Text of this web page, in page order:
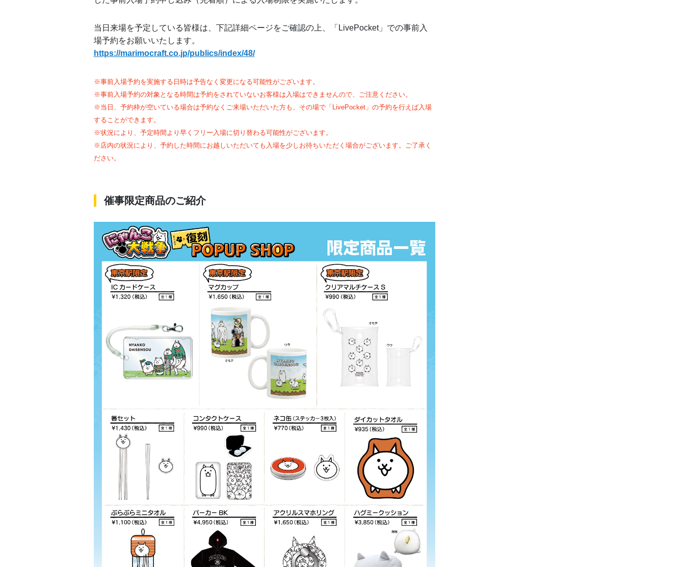
当日来場を予定している皆様は、下記詳細ページをご確認の上、「LivePocket」での事前入
場予約をお願いいたします。
https://marimocraft.co.jp/publics/index/48/
※事前入場予約を実施する日時は予告なく変更になる可能性がございます。
※事前入場予約の対象となる時間は予約をされていないお客様は入場はできませんので、ご注意ください。
※当日、予約枠が空いている場合は予約なくご来場いただいた方も、その場で「LivePocket」の予約を行えば入場
することができます。
※状況により、予定時間より早くフリー入場に切り替わる可能性がございます。
※店内の状況により、予約した時間にお越しいただいても入場を少しお待ちいただく場合がございます。ご了承く
ださい。
催事限定商品のご紹介